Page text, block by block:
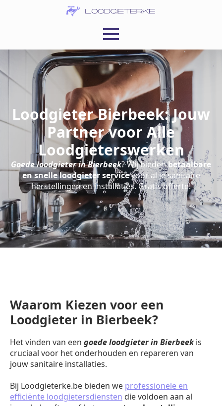
Loodgieter Bierbeek: Jouw
Partner voor Alle
Loodgieterswerken
Goede loodgieter in Bierbeek? Wij biedenbetaalbare
en snelle loodgieter servicevoor al je sanitaire
herstellingen en installaties. Gratis offerte!
Waarom Kiezen voor een
Loodgieter in Bierbeek?
Het vinden van een goede loodgieter in Bierbeekis
cruciaal voor het onderhouden en repareren van
jouw sanitaire installaties.
Bij Loodgieterke.be bieden we professionele en
efficiënte loodgietersdiensten die voldoen aan al